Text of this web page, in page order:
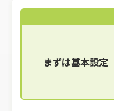
まずは基本設定